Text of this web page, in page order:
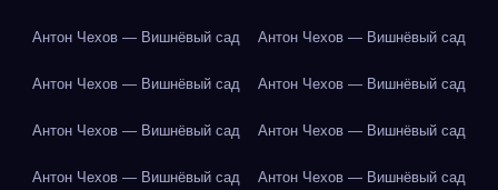
Антон Чехов — Вишнёвый сад Антон Чехов — Вишнёвый сад
Антон Чехов — Вишнёвый сад Антон Чехов — Вишнёвый сад
Антон Чехов — Вишнёвый сад Антон Чехов — Вишнёвый сад
Антон Чехов — Вишнёвый сад Антон Чехов — Вишнёвый сад